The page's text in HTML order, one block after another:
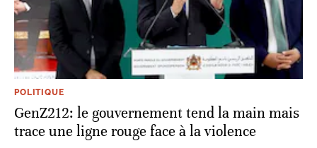
POLITIQUE
GenZ212: le gouvernement tend la main mais
trace une ligne rouge face à la violence